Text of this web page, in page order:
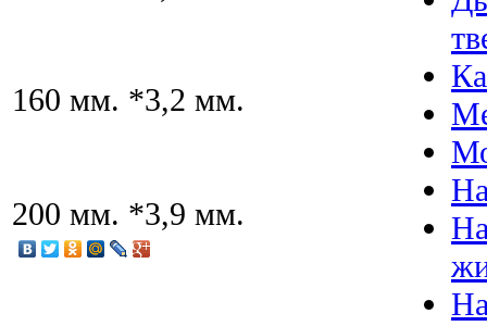
160 мм. *3,2 мм.
200 мм. *3,9 мм.